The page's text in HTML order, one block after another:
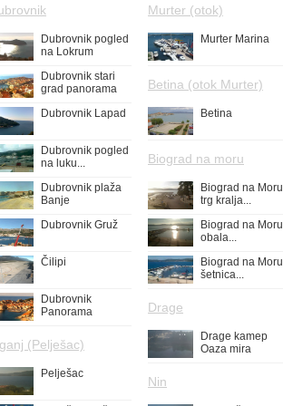
Dubrovnik pogled
na Lokrum
Dubrovnik stari
grad panorama
Dubrovnik Lapad
Dubrovnik pogled
na luku...
Dubrovnik plaža
Banje
Dubrovnik Gruž
Čilipi
Dubrovnik
Panorama
(Pelješac)
Pelješac
Murter (otok)
Murter Marina
Betina (otok Murter)
Betina
Biograd na moru
Biograd na
trg kralja...
Biograd na
obala...
Biograd na Moru
šetnica...
Drage
Drage kamep
Oaza mira
Nin